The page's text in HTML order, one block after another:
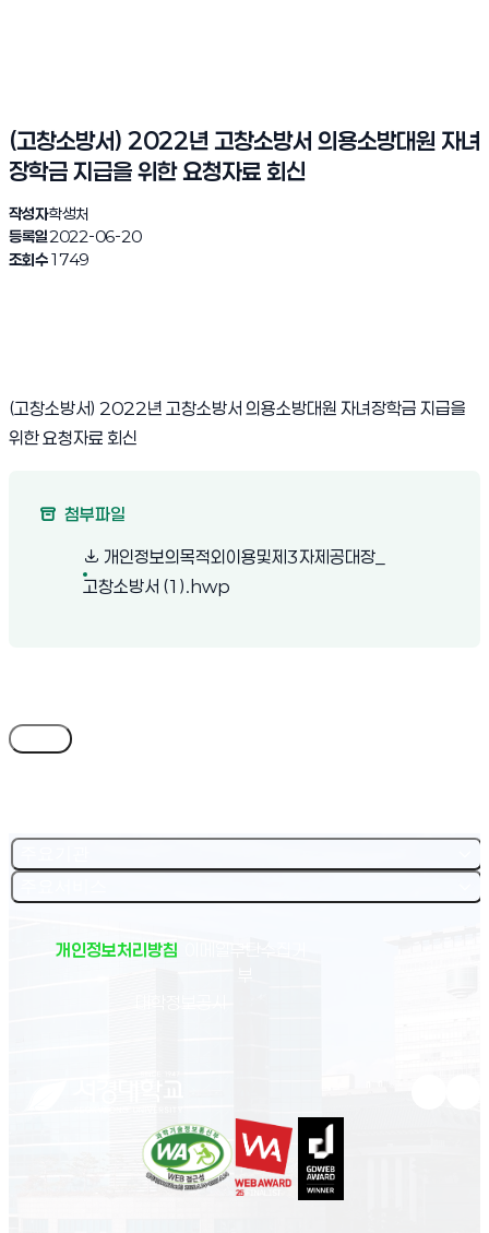
(고창소방서) 2022년 고창소방서 의용소방대원 자녀
장학금 지급을 위한 요청자료 회신
작성자학생처
등록일2022-06-20
조회수1749
(고창소방서) 2022년 고창소방서 의용소방대원 자녀장학금 지급을
위한 요청자료 회신
첨부파일
개인정보의목적외이용및제3자제공대장_
고창소방서 (1).hwp
개인정보처리방침